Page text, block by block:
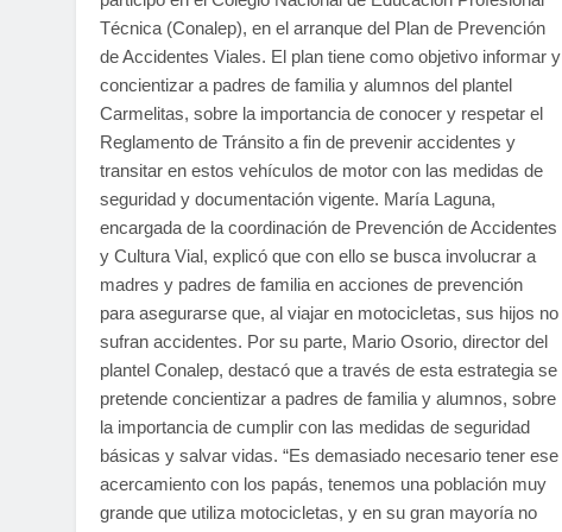
Técnica (Conalep), en el arranque del Plan de Prevención
de Accidentes Viales. El plan tiene como objetivo informar y
concientizar a padres de familia y alumnos del plantel
Carmelitas, sobre la importancia de conocer y respetar el
Reglamento de Tránsito a fin de prevenir accidentes y
transitar en estos vehículos de motor con las medidas de
seguridad y documentación vigente. María Laguna,
encargada de la coordinación de Prevención de Accidentes
y Cultura Vial, explicó que con ello se busca involucrar a
madres y padres de familia en acciones de prevención
para asegurarse que, al viajar en motocicletas, sus hijos no
sufran accidentes. Por su parte, Mario Osorio, director del
plantel Conalep, destacó que a través de esta estrategia se
pretende concientizar a padres de familia y alumnos, sobre
la importancia de cumplir con las medidas de seguridad
básicas y salvar vidas. “Es demasiado necesario tener ese
acercamiento con los papás, tenemos una población muy
grande que utiliza motocicletas, y en su gran mayoría no